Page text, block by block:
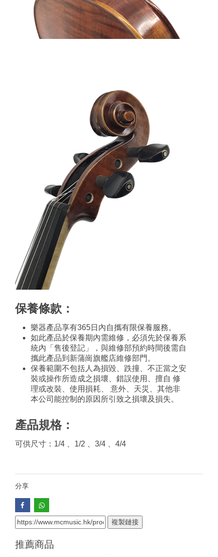
保養條款：
樂器產品享有365日內自攜有限保養服務。
如此產品於保養期內需維修，必須先於保養系
統內「售後登記」，與維修部預約時間後需自
攜此產品到新蒲崗旗艦店維修部門。
保養範圍不包括人為損毀、跌撞、不正當之安
裝或操作所造成之損壞、錯誤使用、擅自 修
理或改裝、使用損耗、 意外、天災、其他非
本公司能控制的原因所引致之損壞及損失。
產品規格：
可供尺寸：1/4 、1/2 、3/4 、4/4
分享
複製鏈接
推薦商品